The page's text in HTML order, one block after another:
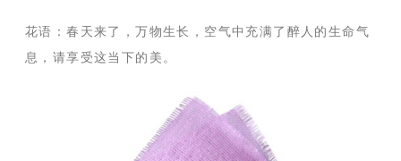
花语：春天来了，万物生长，空气中充满了醉人的生命气
息，请享受这当下的美。